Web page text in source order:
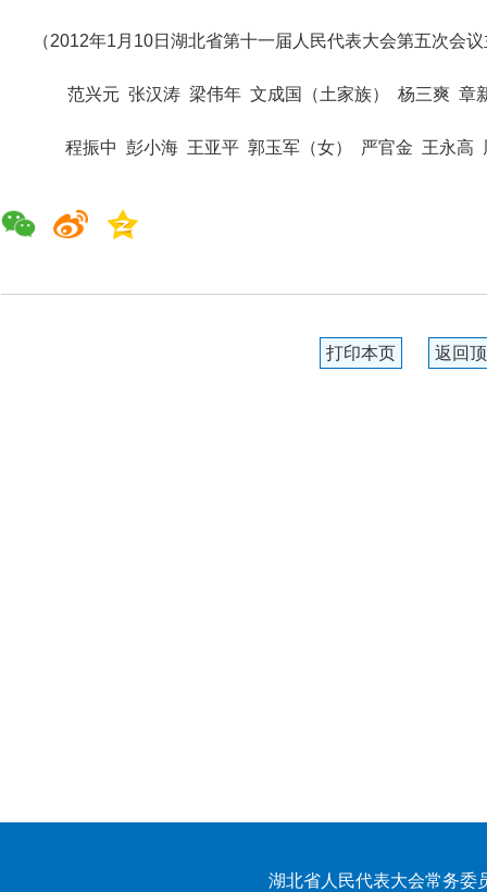
（2012年1月10日湖北省第十一届人民代表大会第五次会
范兴元 张汉涛 梁伟年 文成国（土家族） 杨三爽 章
程振中 彭小海 王亚平 郭玉军（女） 严官金 王永高
打印本页 返回
湖北省人民代表大会常务委